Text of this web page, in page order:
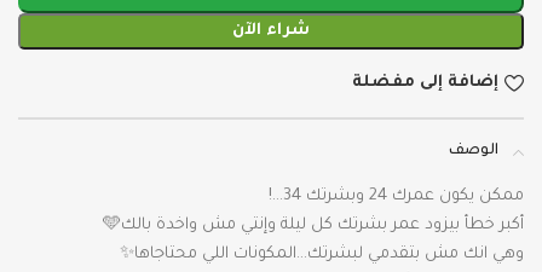
شراء الآن
إضافة إلى مفضلة
الوصف
ممكن يكون عمرك 24 وبشرتك 34…!
أكبر خطأ بيزود عمر بشرتك كل ليلة وإنتي مش واخدة بالك🩵
وهي انك مش بتقدمي لبشرتك…المكونات اللي محتاجاها✨